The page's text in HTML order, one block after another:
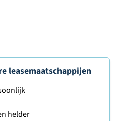
leasemaatschappijen
helder